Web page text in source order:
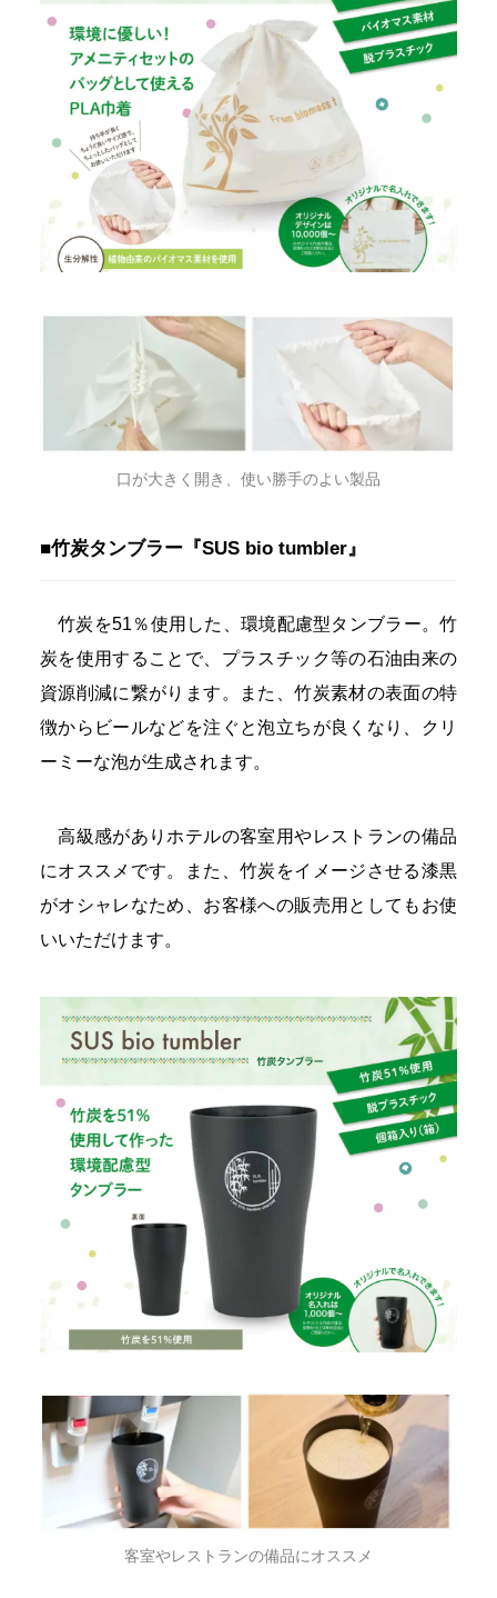
口が大きく開き、使い勝手のよい製品
■竹炭タンブラー『SUS bio tumbler』
竹炭を51％使用した、環境配慮型タンブラー。竹
炭を使用することで、プラスチック等の石油由来の
資源削減に繋がります。また、竹炭素材の表面の特
徴からビールなどを注ぐと泡立ちが良くなり、クリ
ーミーな泡が生成されます。
高級感がありホテルの客室用やレストランの備品
にオススメです。また、竹炭をイメージさせる漆黒
がオシャレなため、お客様への販売用としてもお使
いいただけます。
客室やレストランの備品にオススメ